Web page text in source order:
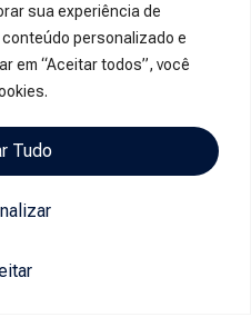
sua experiência de
personalizado e
em “Aceitar todos”, você
Tudo